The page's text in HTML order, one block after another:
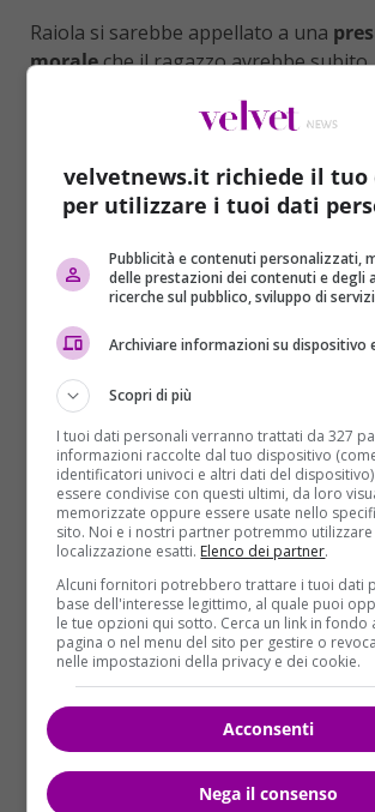
Raiola si sarebbe appellato a una
moraleche il ragazzo avrebbe
hashtag di discussione in tendenza
presunta“pressione psicologica”di
sarebbe stato vittima. Insomma, i
potrebbe essere proprio quello
Donnarumma. Rino Gattuso,
proposito, sostiene che, parlando
Donnarumma, non ha ricontrato
ragazzo ma che comunque “ci
Mirabelli”.
Dal canto loroi dirigenti rossoneri
intenzione di affrontare il tema con il
cercando di capire se qualcosa non
partendo dal presupposto che
, gode della massima
contratto che va rispettato, è parte
portante su cui Rino Gattuso sta
Milan, e non è sul mercato. Secondo
negli ambienti rossoneri la mossa
del portiere, Mino Raiola, è vista
creare instabilità. Un’accusa molto
velvetnews.it richiede il tuo
per utilizzare i tuoi dati
Pubblicità e contenuti personalizzati,
delle prestazioni dei contenuti e degli
ricerche sul pubblico, sviluppo di servizi
Archiviare informazioni su dispositivo
Scopri di più
I tuoi dati personali verranno trattati da 327
informazioni raccolte dal tuo dispositivo
identificatori univoci e altri dati del
essere condivise con questi ultimi, da loro
memorizzate oppure essere usate nello
sito. Noi e i nostri partner potremmo
localizzazione esatti. Elenco dei partner.
Alcuni fornitori potrebbero trattare i tuoi dati
base dell'interesse legittimo, al quale puoi
le tue opzioni qui sotto. Cerca un link in fondo
pagina o nel menu del sito per gestire o
nelle impostazioni della privacy e dei cookie.
Acconsenti
Nega il consenso